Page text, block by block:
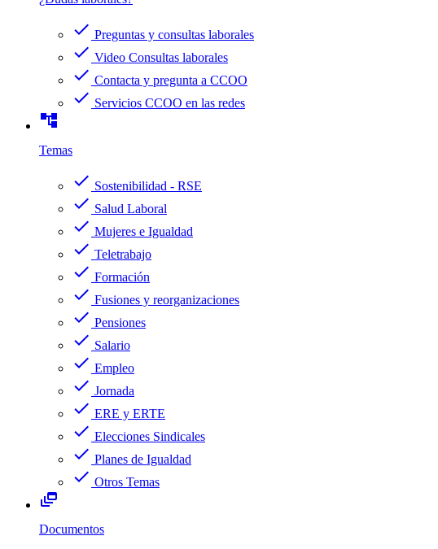
check Preguntas y consultas laborales
check Video Consultas laborales
check Contacta y pregunta a CCOO
check Servicios CCOO en las redes
account_tree
Temas
check Sostenibilidad - RSE
check Salud Laboral
check Mujeres e Igualdad
check Teletrabajo
check Formación
check Fusiones y reorganizaciones
check Pensiones
check Salario
check Empleo
check Jornada
check ERE y ERTE
check Elecciones Sindicales
check Planes de Igualdad
check Otros Temas
dynamic_feed
Documentos